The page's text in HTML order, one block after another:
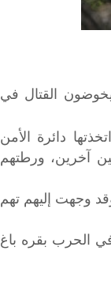
القتال في
دائرة الأمن
تفيد بأن 3 مواطنين سوريين آخرين، ورطتهم
وجهت إليهم تهم
الحرب بقره باغ